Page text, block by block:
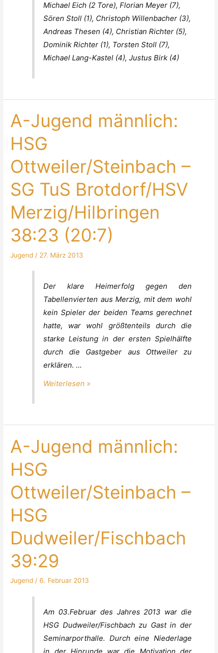
Michael Eich (2 Tore), Florian Meyer (7),
Sören Stoll (1), Christoph Willenbacher (3),
Andreas Thesen (4), Christian Richter (5),
Dominik Richter (1), Torsten Stoll (7),
Michael Lang-Kastel (4), Justus Birk (4)
A-Jugend männlich:
HSG
Ottweiler/Steinbach –
SG TuS Brotdorf/HSV
Merzig/Hilbringen
38:23 (20:7)
Jugend / 27. März 2013
Der klare Heimerfolg gegen den
Tabellenvierten aus Merzig, mit dem wohl
kein Spieler der beiden Teams gerechnet
hatte, war wohl größtenteils durch die
starke Leistung in der ersten Spielhälfte
durch die Gastgeber aus Ottweiler zu
erklären. …
Jugend
männlich:
HSG
Ottweiler/Steinbach
–
SG
TuS
Brotdorf/HSV
Weiterlesen »
A-Jugend männlich:
HSG
Ottweiler/Steinbach –
HSG
Dudweiler/Fischbach
39:29
Jugend / 6. Februar 2013
Am 03.Februar des Jahres 2013 war die
HSG Dudweiler/Fischbach zu Gast in der
Seminarporthalle. Durch eine Niederlage
Jugend
männlich:
HSG